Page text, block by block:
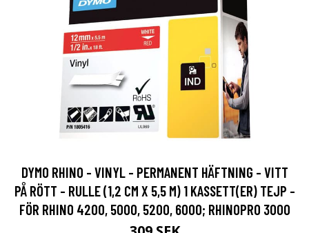
DYMO RHINO - VINYL - PERMANENT HÄFTNING - VITT
PÅ RÖTT - RULLE (1,2 CM X 5,5 M) 1 KASSETT(ER) TEJP -
FÖR RHINO 4200, 5000, 5200, 6000; RHINOPRO 3000